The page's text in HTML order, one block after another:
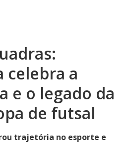
celebra a
e o legado da
de futsal
trajetória no esporte e